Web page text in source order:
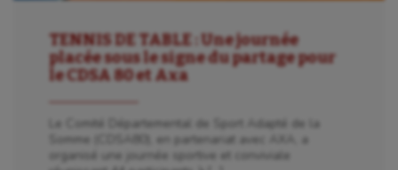
TENNIS DE TABLE : Une journée
placée sous le signe du partage pour
le CDSA 80 et Axa
Le Comité Départemental de Sport Adapté de la
Somme (CDSA80), en partenariat avec AXA, a
organisé une journée sportive et conviviale